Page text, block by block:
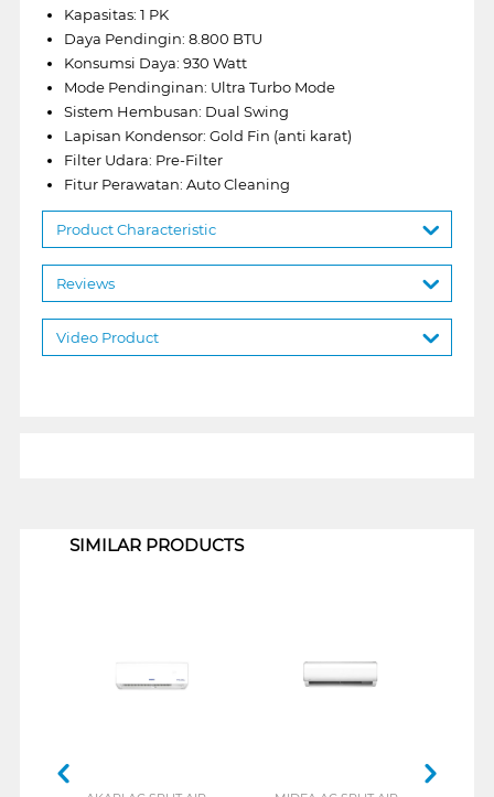
Kapasitas: 1 PK
Daya Pendingin: 8.800 BTU
Konsumsi Daya: 930 Watt
Mode Pendinginan: Ultra Turbo Mode
Sistem Hembusan: Dual Swing
Lapisan Kondensor: Gold Fin (anti karat)
Filter Udara: Pre-Filter
Fitur Perawatan: Auto Cleaning
Product Characteristic
Reviews
Video Product
SIMILAR PRODUCTS